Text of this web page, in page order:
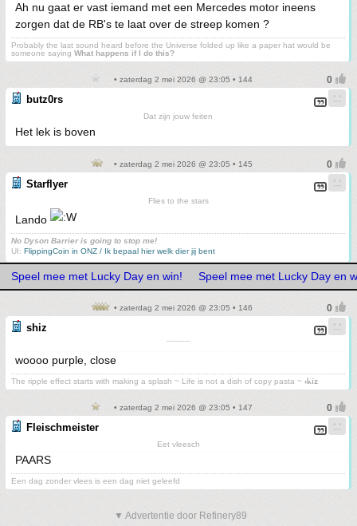
Ah nu gaat er vast iemand met een Mercedes motor ineens
zorgen dat de RB's te laat over de streep komen ?
Probably the last sound heard before the Universe folded up like a paper hat would be
someone saying What happens if I do this?
• zaterdag 2 mei 2026 @ 23:05 • 144
butz0rs
Dat zijn jouw feiten
Het lek is boven
• zaterdag 2 mei 2026 @ 23:05 • 145
Starflyer
Flies to the stars
Lando
No Dyson Barrier is going to stop me!
UI: FlippingCoin in ONZ / Ik bepaal hier welk dier jij bent
Speel mee met Lucky Day en win! Speel mee met Lucky Day en
• zaterdag 2 mei 2026 @ 23:05 • 146
shiz
¯¯¯¯¯
woooo purple, close
The ripple effect starts with making a splash ~ Life is not a dish of copy pasta ~ ⳽ᖾiz
• zaterdag 2 mei 2026 @ 23:05 • 147
Fleischmeister
Eet vleesch
PAARS
Een dag zonder vlees is een dag niet geleefd
▼ Advertentie door Refinery89